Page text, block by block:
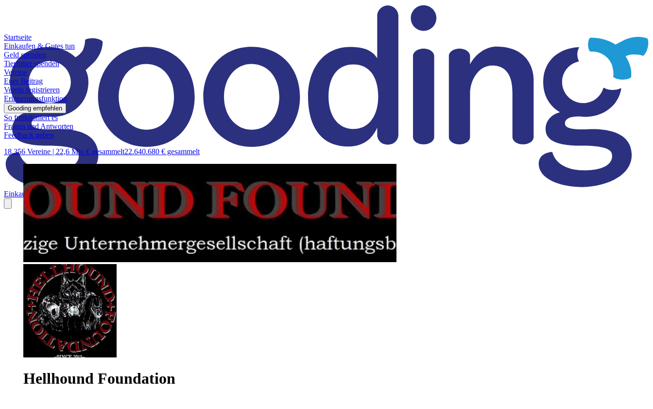
Einkaufen & Gutes tun Geld spendenTierfutter spenden Vereine Euer Beitrag
Startseite
Einkaufen & Gutes tun
Geld spenden
Tierfutter spenden
Vereine
Euer Beitrag
Verein registrieren
Erinnerungsfunktion
Gooding empfehlen
So funktioniert es
Fragen und Antworten
Feedback geben
18.356 Vereine | 22,6 Mio € gesammelt22.640.680 € gesammelt
Hellhound Foundation